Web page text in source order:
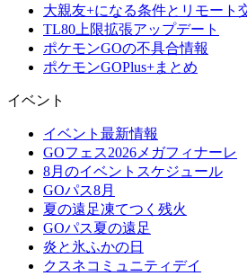
大親友+になる条件とリモート
TL80上限拡張アップデート
ポケモンGOの不具合情報
ポケモンGOPlus+まとめ
イベント
イベント最新情報
GOフェス2026メガフィナーレ
8月のイベントスケジュール
GOパス8月
夏の遠足凍てつく残火
GOパス夏の遠足
炎と氷ふかの日
クスネコミュニティデイ